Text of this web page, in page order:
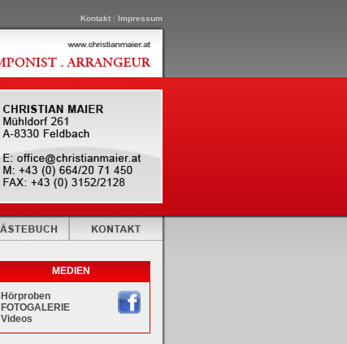
Kontakt | Impressum
MEDIEN
Hörproben
FOTOGALERIE
Videos